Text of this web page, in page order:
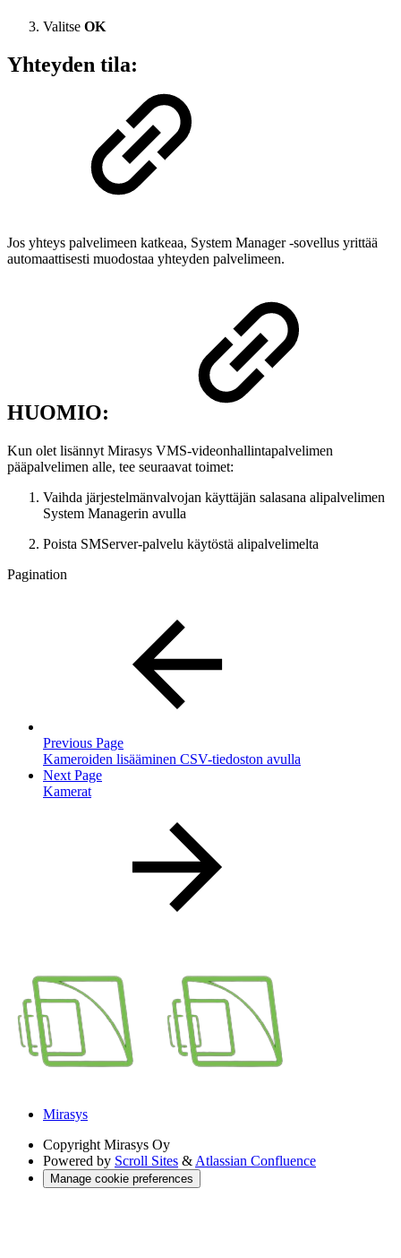
Valitse OK
Yhteyden tila:
Jos yhteys palvelimeen katkeaa, System Manager -sovellus yrittää
automaattisesti muodostaa yhteyden palvelimeen.
HUOMIO:
Kun olet lisännyt Mirasys VMS-videonhallintapalvelimen
pääpalvelimen alle, tee seuraavat toimet:
Vaihda järjestelmänvalvojan käyttäjän salasana alipalvelimen
System Managerin avulla
Poista SMServer-palvelu käytöstä alipalvelimelta
Pagination
Previous Page
Kameroiden lisääminen CSV-tiedoston avulla
Next Page
Kamerat
Mirasys
Copyright Mirasys Oy
Powered by Scroll Sites & Atlassian Confluence
Manage cookie preferences